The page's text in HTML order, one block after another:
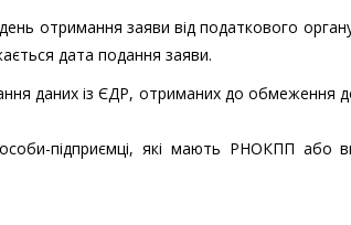
отримання заяви від податкового
дата подання заяви.
даних із ЄДР, отриманих до обмеження
підприємці, які мають РНОКПП або